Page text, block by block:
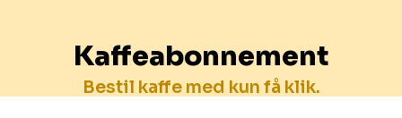
Kaffeabonnement
Bestil kaffe med kun få klik.